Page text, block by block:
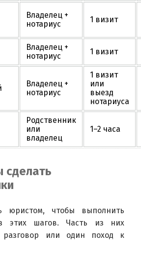
Владелец +
нотариус
1 визит
Владелец +
нотариус
1 визит
Владелец +
нотариус
1 визит
или
выезд
нотариуса
Родственник
или
владелец
1–2 часа
сделать
юристом, чтобы выполнить
этих шагов. Часть из них
разговор или один поход к